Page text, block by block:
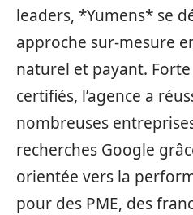
leaders, *Yumens* se
approche sur-mesure
naturel et payant.
certifiés, l’agence a
nombreuses
recherches Google
orientée vers la
pour des PME, des